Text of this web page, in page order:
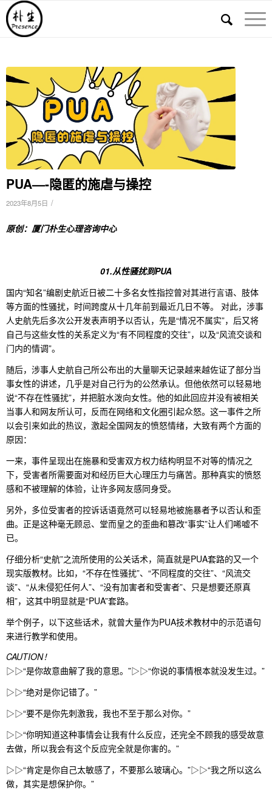
PUA—-隐匿的施虐与操控
2023年8月5日 /
原创：厦门朴生心理咨询中心
01.从性骚扰到PUA
国内“知名”编剧史航近日被二十多名女性指控曾对其进行言语、肢体
等方面的性骚扰，时间跨度从十几年前到最近几日不等。 对此，涉事
人史航先后多次公开发表声明予以否认，先是“情况不属实”，后又将
自己与这些女性的关系定义为“有不同程度的交往”，以及“风流交谈和
门内的情调”。
随后，涉事人史航自己所公布出的大量聊天记录越来越佐证了部分当
事女性的讲述，几乎是对自己行为的公然承认。但他依然可以轻易地
说“不存在性骚扰”，并把脏水泼向女性。他的如此回应并没有被相关
当事人和网友所认可，反而在网络和文化圈引起众怒。这一事件之所
以会引来如此的热议，激起全国网友的愤怒情绪，大致有两个方面的
原因：
一来，事件呈现出在施暴和受害双方权力结构明显不对等的情况之
下，受害者所需要面对和经历巨大心理压力与痛苦。那种真实的愤怒
感和不被理解的体验，让许多网友感同身受。
另外，多位受害者的控诉话语竟然可以轻易地被施暴者予以否认和歪
曲。正是这种毫无顾忌、堂而皇之的歪曲和篡改“事实”让人们唏嘘不
已。
仔细分析“史航”之流所使用的公关话术，简直就是PUA套路的又一个
现实版教材。比如，“不存在性骚扰”、“不同程度的交往”、“风流交
谈”、“从未侵犯任何人”、“没有加害者和受害者”、只是想要还原真
相”，这其中明显就是“PUA”套路。
举个例子，以下这些话术，就曾大量作为PUA技术教材中的示范语句
来进行教学和使用。
CAUTION！
▷▷“是你故意曲解了我的意思。”▷▷“你说的事情根本就没发生过。”
▷▷“绝对是你记错了。”
▷▷“要不是你先刺激我，我也不至于那么对你。”
▷▷“你明知道这种事情会让我有什么反应，还完全不顾我的感受故意
去做，所以我会有这个反应完全就是你害的。”
▷▷“肯定是你自己太敏感了，不要那么玻璃心。”▷▷“我之所以这么
做，其实是想保护你。”